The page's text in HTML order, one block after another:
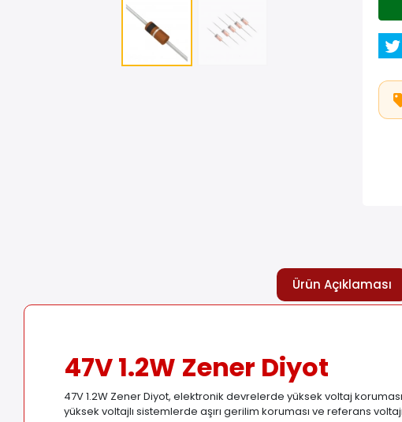
Ürün Açıklaması
47V 1.2W Zener Diyot
47V 1.2W Zener Diyot, elektronik devrelerde yüksek voltaj
yüksek voltajlı sistemlerde aşırı gerilim koruması ve referans